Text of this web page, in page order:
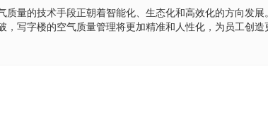
质量的技术手段正朝着智能化、生态化和高效化的方向发
，写字楼的空气质量管理将更加精准和人性化，为员工创造